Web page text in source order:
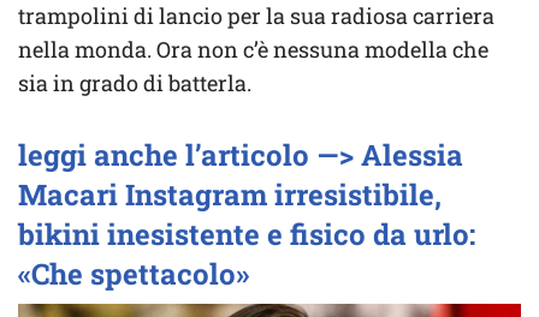
trampolini di lancio per la sua radiosa carriera
nella monda. Ora non c’è nessuna modella che
sia in grado di batterla.
leggi anche l’articolo —> Alessia
Macari Instagram irresistibile,
bikini inesistente e fisico da urlo:
«Che spettacolo»